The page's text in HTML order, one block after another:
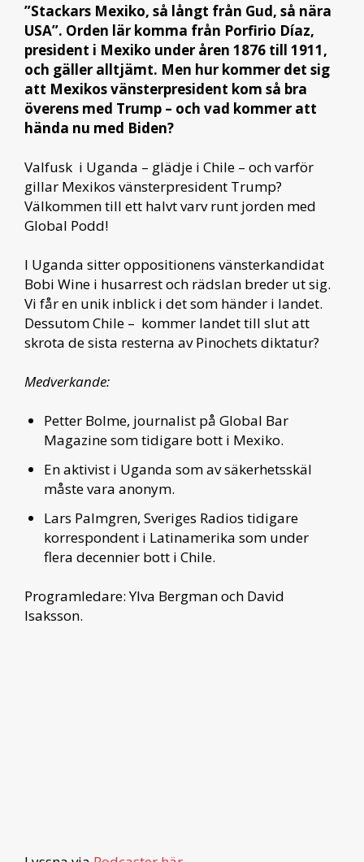
”Stackars Mexiko, så långt från Gud, så nära
USA”. Orden lär komma från Porfirio Díaz,
president i Mexiko under åren 1876 till 1911,
och gäller alltjämt. Men hur kommer det sig
att Mexikos vänsterpresident kom så bra
överens med Trump – och vad kommer att
hända nu med Biden?
Valfusk i Uganda – glädje i Chile – och varför
gillar Mexikos vänsterpresident Trump?
Välkommen till ett halvt varv runt jorden med
Global Podd!
I Uganda sitter oppositionens vänsterkandidat
Bobi Wine i husarrest och rädslan breder ut sig.
Vi får en unik inblick i det som händer i landet.
Dessutom Chile – kommer landet till slut att
skrota de sista resterna av Pinochets diktatur?
Medverkande:
Petter Bolme, journalist på Global Bar
Magazine som tidigare bott i Mexiko.
En aktivist i Uganda som av säkerhetsskäl
måste vara anonym.
Lars Palmgren, Sveriges Radios tidigare
korrespondent i Latinamerika som under
flera decennier bott i Chile.
Programledare: Ylva Bergman och David
Isaksson.